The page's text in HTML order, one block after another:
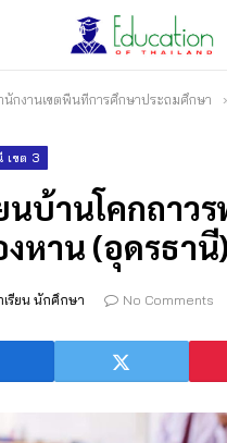
นักงานเขตพื้นที่การศึกษาประถมศึกษา
เขต 3
นบ้านโคกถาว
หาน (อุดรธานี)
รียน นักศึกษา No Comments